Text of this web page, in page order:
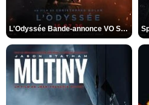
L'Odyssée Bande-annonce VO STFR